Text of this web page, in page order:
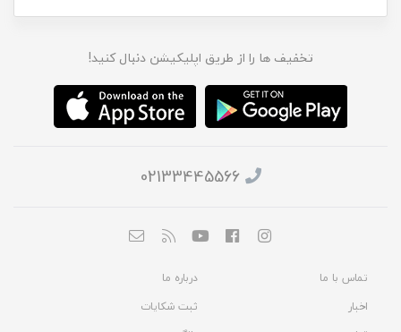
تخفیف ها را از طریق اپلیکیشن دنبال کنید!
02133445566
تماس با ما
درباره ما
اخبار
ثبت شکایات